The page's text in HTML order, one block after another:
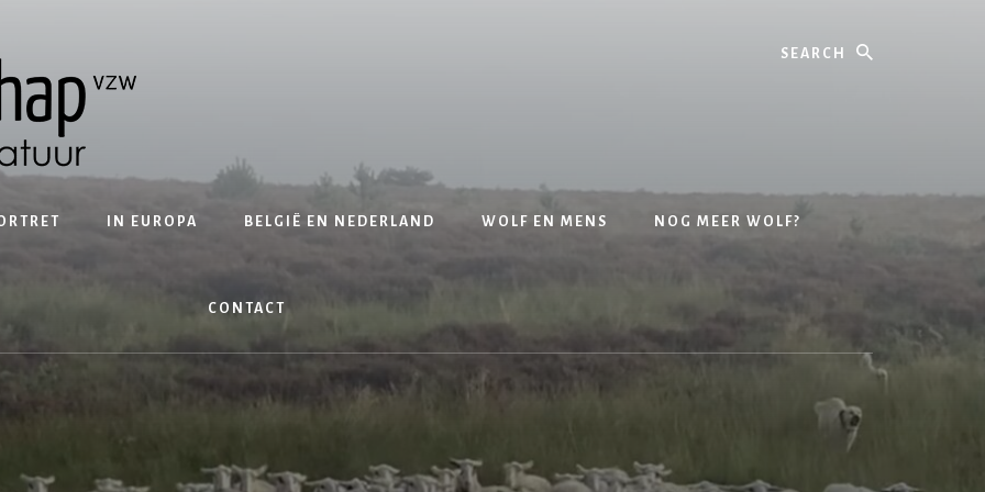
IN EUROPA BELGIË EN NEDERLAND WOLF EN MENS NOG MEER WOLF?
CONTACT